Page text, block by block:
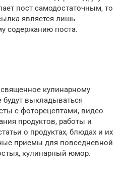
пост самодостаточным, то
является лишь
содержанию поста.
кулинарному
будут выкладываться
с фоторецептами, видео
продуктов, работы и
о продуктах, блюдах и их
приемы для повседневной
кулинарный юмор.